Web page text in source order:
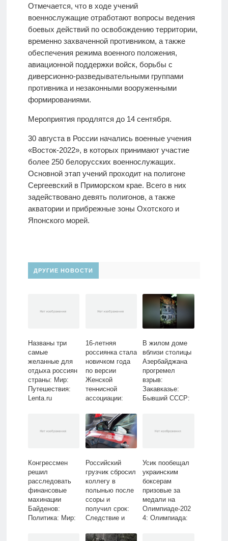
Отмечается, что в ходе учений
военнослужащие отработают вопросы ведения
боевых действий по освобождению территории,
временно захваченной противником, а также
обеспечения режима военного положения,
авиационной поддержки войск, борьбы с
диверсионно-разведывательными группами
противника и незаконными вооруженными
формированиями.
Мероприятия продлятся до 14 сентября.
30 августа в России начались военные учения
«Восток-2022», в которых принимают участие
более 250 белорусских военнослужащих.
Основной этап учений проходит на полигоне
Сергеевский в Приморском крае. Всего в них
задействовано девять полигонов, а также
акватории и прибрежные зоны Охотского и
Японского морей.
ДРУГИЕ НОВОСТИ
Названы три
самые
желанные для
отдыха россиян
страны: Мир:
Путешествия:
Lenta.ru
16-летняя
россиянка стала
новичком года
по версии
Женской
теннисной
ассоциации:
Спорт: Lenta.ru
В жилом доме
вблизи столицы
Азербайджана
прогремел
взрыв:
Закавказье:
Бывший СССР:
Конгрессмен
решил
расследовать
финансовые
махинации
Байденов:
Политика: Мир:
Российский
грузчик сбросил
коллегу в
полынью после
ссоры и
получил срок:
Следствие и
структуры:
Усик пообещал
украинским
боксерам
призовые за
медали на
Олимпиаде-202
4: Олимпиада: